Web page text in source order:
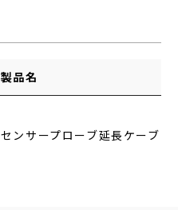
製品名
センサープローブ延長ケーブ